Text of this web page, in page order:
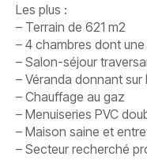
Les plus :
– Terrain de 621 m2
– 4 chambres dont
– Salon-séjour
– Véranda donnant sur
– Chauffage au gaz
– Menuiseries PVC
– Maison saine et
– Secteur recherché